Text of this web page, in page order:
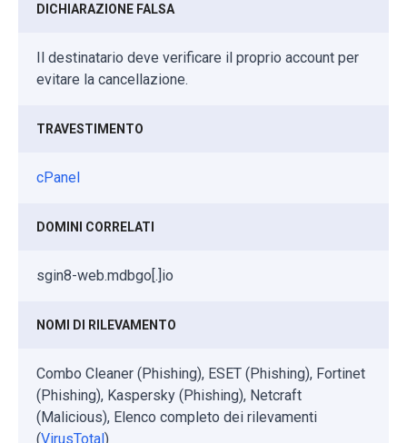
DICHIARAZIONE FALSA
Il destinatario deve verificare il proprio account per
evitare la cancellazione.
TRAVESTIMENTO
cPanel
DOMINI CORRELATI
sgin8-web.mdbgo[.]io
NOMI DI RILEVAMENTO
Combo Cleaner (Phishing), ESET (Phishing), Fortinet
(Phishing), Kaspersky (Phishing), Netcraft
(Malicious), Elenco completo dei rilevamenti
(VirusTotal)